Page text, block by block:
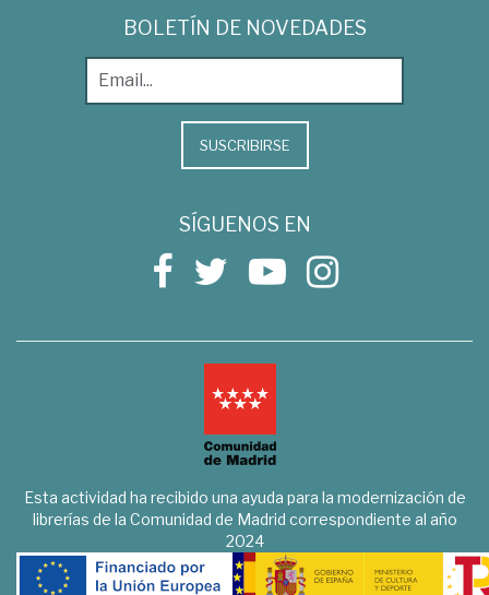
BOLETÍN DE NOVEDADES
SUSCRIBIRSE
SÍGUENOS EN
Esta actividad ha recibido una ayuda para la modernización de
librerías de la Comunidad de Madrid correspondiente al año
2024